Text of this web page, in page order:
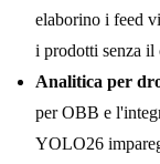
elaborino i feed
i prodotti senza
Analitica per
per OBB e
YOLO26